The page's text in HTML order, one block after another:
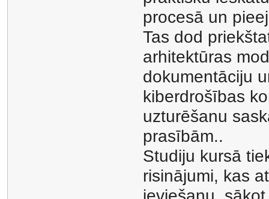
procesā un
Tas dod
arhitektūras
dokumentāciju
kiberdrošības
uzturēšanu
prasībām..
Studiju kursā
risinājumi, kas